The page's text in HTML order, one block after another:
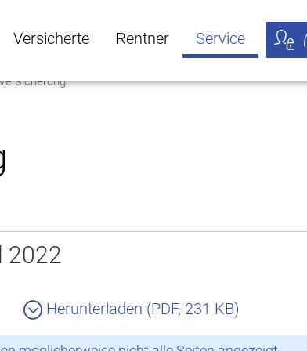
öffnen
Versicherte
Versicherte Untermenü öffnen
Rentner Service
2022
Herunterladen (PDF, 231 KB)